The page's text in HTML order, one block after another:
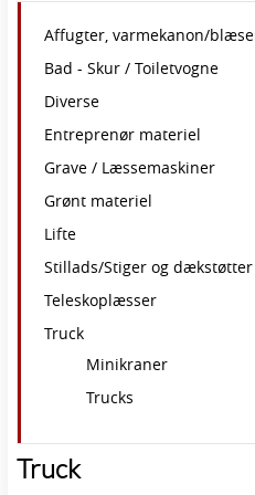
Affugter, varmekanon/
Bad - Skur / Toiletvogne
Diverse
Entreprenør materiel
Grave / Læssemaskiner
Grønt materiel
Lifte
Stillads/Stiger og dækstøtter
Teleskoplæsser
Truck
Minikraner
Trucks
Truck